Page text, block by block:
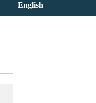
English